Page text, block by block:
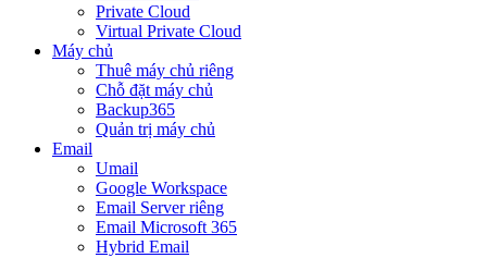
Private Cloud
Virtual Private Cloud
Máy chủ
Thuê máy chủ riêng
Chỗ đặt máy chủ
Backup365
Quản trị máy chủ
Email
Umail
Google Workspace
Email Server riêng
Email Microsoft 365
Hybrid Email